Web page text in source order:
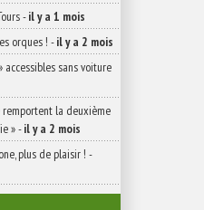
-il y a 1 mois
orques ! -il y a 2 mois
sans voiture
remportent la deuxième
»-il y a 2 mois
plus de plaisir ! -